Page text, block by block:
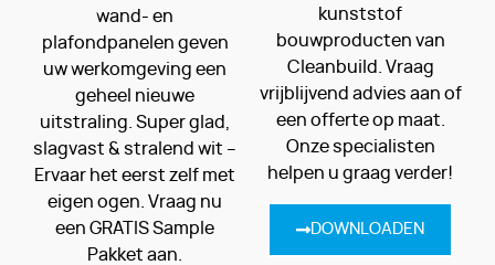
wand- en
plafondpanelen geven
uw werkomgeving een
geheel nieuwe
uitstraling. Super glad,
slagvast & stralend wit –
Ervaar het eerst zelf met
eigen ogen. Vraag nu
een GRATIS Sample
Pakket aan.
kunststof
bouwproducten van
Cleanbuild. Vraag
vrijblijvend advies aan of
een offerte op maat.
Onze specialisten
helpen u graag verder!
DOWNLOADEN